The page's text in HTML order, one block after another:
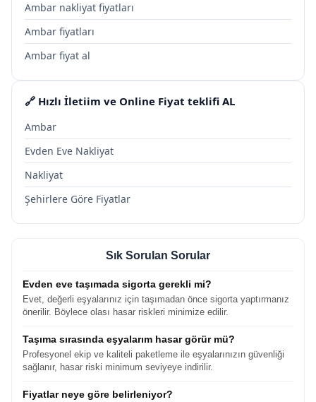
Ambar nakliyat fiyatları
Ambar fiyatları
Ambar fiyat al
🔗 Hızlı İletiim ve Online Fiyat teklifi AL
Ambar
Evden Eve Nakliyat
Nakliyat
Şehirlere Göre Fiyatlar
Sık Sorulan Sorular
Evden eve taşımada sigorta gerekli mi?
Evet, değerli eşyalarınız için taşımadan önce sigorta yaptırmanız
önerilir. Böylece olası hasar riskleri minimize edilir.
Taşıma sırasında eşyalarım hasar görür mü?
Profesyonel ekip ve kaliteli paketleme ile eşyalarınızın güvenliği
sağlanır, hasar riski minimum seviyeye indirilir.
Fiyatlar neye göre belirleniyor?